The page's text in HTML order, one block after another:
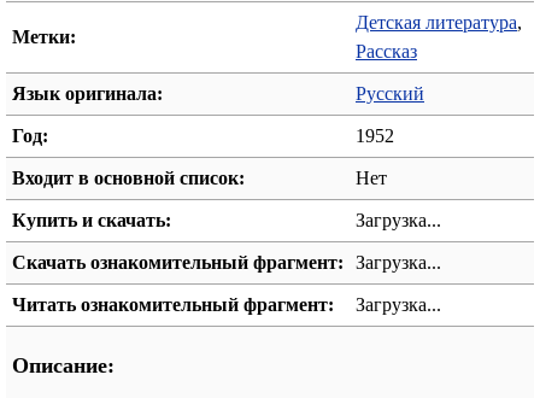
Метки:
Детская литература,
Рассказ
Язык оригинала: Русский
Год: 1952
Входит в основной список: Нет
Купить и скачать: Загрузка...
Скачать ознакомительный фрагмент: Загрузка...
Читать ознакомительный фрагмент: Загрузка...
Описание: